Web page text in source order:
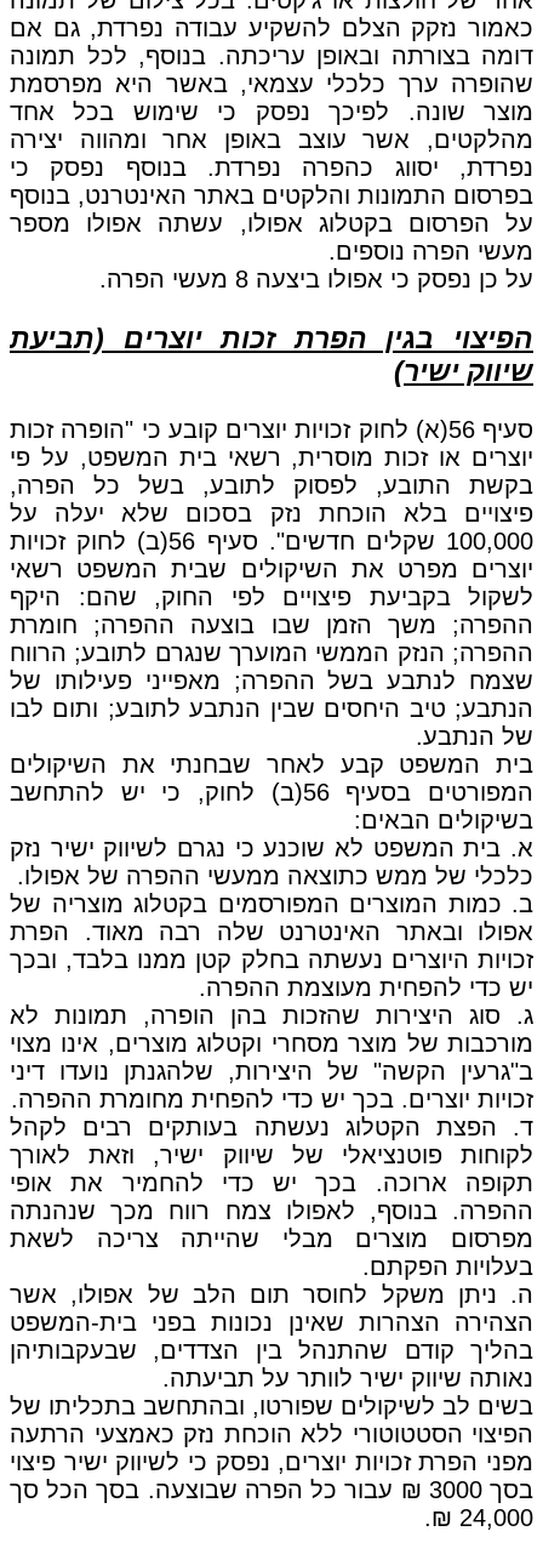
כאמור נזקק הצלם להשקיע עבודה נפרדת, גם אם
דומה בצורתה ובאופן עריכתה. בנוסף, לכל תמונה
שהופרה ערך כלכלי עצמאי, באשר היא מפרסמת
מוצר שונה. לפיכך נפסק כי שימוש בכל אחד
מהלקטים, אשר עוצב באופן אחר ומהווה יצירה
נפרדת, יסווג כהפרה נפרדת. בנוסף נפסק כי
בפרסום התמונות והלקטים באתר האינטרנט, בנוסף
על הפרסום בקטלוג אפולו, עשתה אפולו מספר
מעשי הפרה נוספים.
על כן נפסק כי אפולו ביצעה 8 מעשי הפרה.
הפיצוי בגין הפרת זכות יוצרים (תביעת
שיווק ישיר)
סעיף 56(א) לחוק זכויות יוצרים קובע כי "הופרה זכות
יוצרים או זכות מוסרית, רשאי בית המשפט, על פי
בקשת התובע, לפסוק לתובע, בשל כל הפרה,
פיצויים בלא הוכחת נזק בסכום שלא יעלה על
100,000 שקלים חדשים". סעיף 56(ב) לחוק זכויות
יוצרים מפרט את השיקולים שבית המשפט רשאי
לשקול בקביעת פיצויים לפי החוק, שהם: היקף
ההפרה; משך הזמן שבו בוצעה ההפרה; חומרת
ההפרה; הנזק הממשי המוערך שנגרם לתובע; הרווח
שצמח לנתבע בשל ההפרה; מאפייני פעילותו של
הנתבע; טיב היחסים שבין הנתבע לתובע; ותום לבו
של הנתבע.
בית המשפט קבע לאחר שבחנתי את השיקולים
המפורטים בסעיף 56(ב) לחוק, כי יש להתחשב
בשיקולים הבאים:
א. בית המשפט לא שוכנע כי נגרם לשיווק ישיר נזק
כלכלי של ממש כתוצאה ממעשי ההפרה של אפולו.
ב. כמות המוצרים המפורסמים בקטלוג מוצריה של
אפולו ובאתר האינטרנט שלה רבה מאוד. הפרת
זכויות היוצרים נעשתה בחלק קטן ממנו בלבד, ובכך
יש כדי להפחית מעוצמת ההפרה.
ג. סוג היצירות שהזכות בהן הופרה, תמונות לא
מורכבות של מוצר מסחרי וקטלוג מוצרים, אינו מצוי
ב"גרעין הקשה" של היצירות, שלהגנתן נועדו דיני
זכויות יוצרים. בכך יש כדי להפחית מחומרת ההפרה.
ד. הפצת הקטלוג נעשתה בעותקים רבים לקהל
לקוחות פוטנציאלי של שיווק ישיר, וזאת לאורך
תקופה ארוכה. בכך יש כדי להחמיר את אופי
ההפרה. בנוסף, לאפולו צמח רווח מכך שנהנתה
מפרסום מוצרים מבלי שהייתה צריכה לשאת
בעלויות הפקתם.
ה. ניתן משקל לחוסר תום הלב של אפולו, אשר
הצהירה הצהרות שאינן נכונות בפני בית-המשפט
בהליך קודם שהתנהל בין הצדדים, שבעקבותיהן
נאותה שיווק ישיר לוותר על תביעתה.
בשים לב לשיקולים שפורטו, ובהתחשב בתכליתו של
הפיצוי הסטטוטורי ללא הוכחת נזק כאמצעי הרתעה
מפני הפרת זכויות יוצרים, נפסק כי לשיווק ישיר פיצוי
בסך 3000 ₪ עבור כל הפרה שבוצעה. בסך הכל סך
24,000 ₪.